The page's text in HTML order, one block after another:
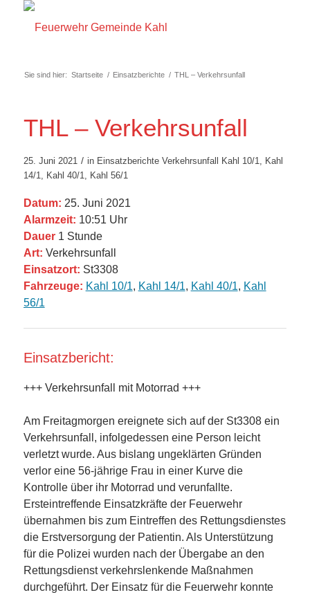
Sie sind hier: Startseite / Einsatzberichte / THL – Verkehrsunfall
THL – Verkehrsunfall
25. Juni 2021 / in Einsatzberichte Verkehrsunfall Kahl 10/1, Kahl
14/1, Kahl 40/1, Kahl 56/1
Datum: 25. Juni 2021
Alarmzeit: 10:51 Uhr
Dauer1 Stunde
Art: Verkehrsunfall
Einsatzort: St3308
Fahrzeuge: Kahl 10/1, Kahl 14/1, Kahl 40/1, Kahl
56/1
Einsatzbericht:
+++ Verkehrsunfall mit Motorrad +++
Am Freitagmorgen ereignete sich auf der St3308 ein
Verkehrsunfall, infolgedessen eine Person leicht
verletzt wurde. Aus bislang ungeklärten Gründen
verlor eine 56-jährige Frau in einer Kurve die
Kontrolle über ihr Motorrad und verunfallte.
Ersteintreffende Einsatzkräfte der Feuerwehr
übernahmen bis zum Eintreffen des Rettungsdienstes
die Erstversorgung der Patientin. Als Unterstützung
für die Polizei wurden nach der Übergabe an den
Rettungsdienst verkehrslenkende Maßnahmen
durchgeführt. Der Einsatz für die Feuerwehr konnte